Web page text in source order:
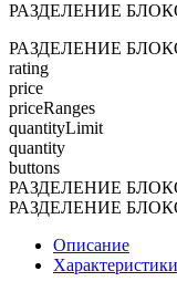
РАЗДЕЛЕНИЕ
РАЗДЕЛЕНИЕ
rating
price
priceRanges
quantityLimit
quantity
buttons
РАЗДЕЛЕНИЕ
РАЗДЕЛЕНИЕ
Описание
Характеристики